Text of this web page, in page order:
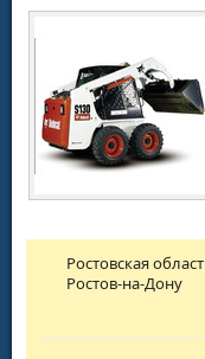
Ростовская
Ростов-на-Дону